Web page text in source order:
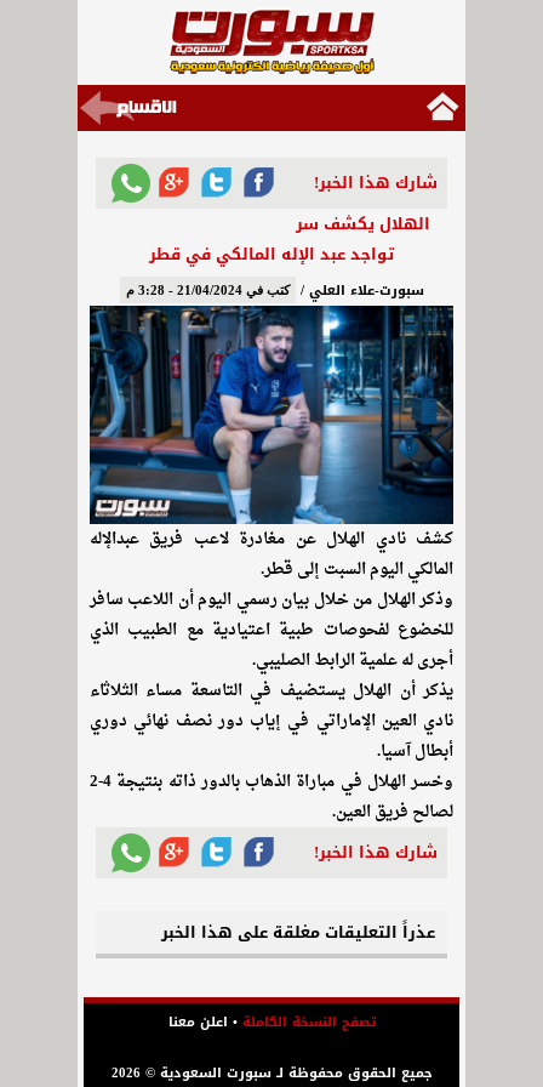
شارك هذا الخبر!
الهلال يكشف سر
تواجد عبد الإله المالكي في قطر
سبورت-علاء العلي / كتب في 21/04/2024 - 3:28 م
كشف نادي الهلال عن مغادرة لاعب فريق عبدالإله
المالكي اليوم السبت إلى قطر.
وذكر الهلال من خلال بيان رسمي اليوم أن اللاعب سافر
للخضوع لفحوصات طبية اعتيادية مع الطبيب الذي
أجرى له علمية الرابط الصليبي.
يذكر أن الهلال يستضيف في التاسعة مساء الثلاثاء
نادي العين الإماراتي في إياب دور نصف نهائي دوري
أبطال آسيا.
وخسر الهلال في مباراة الذهاب بالدور ذاته بنتيجة 4-2
لصالح فريق العين.
شارك هذا الخبر!
عذراً التعليقات مغلقة على هذا الخبر
تصفح النسخة الكاملة• اعلن معنا
جميع الحقوق محفوظة لـ سبورت السعودية © 2026